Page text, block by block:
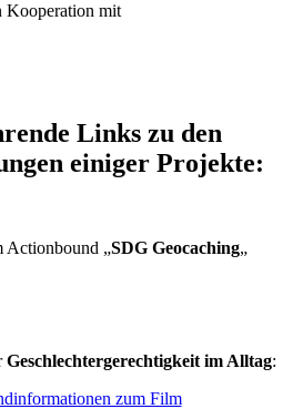
Kooperation mit
Links zu den
einiger Projekte:
Actionbound „SDG Geocaching„
Geschlechtergerechtigkeit im Alltag:
zum Film